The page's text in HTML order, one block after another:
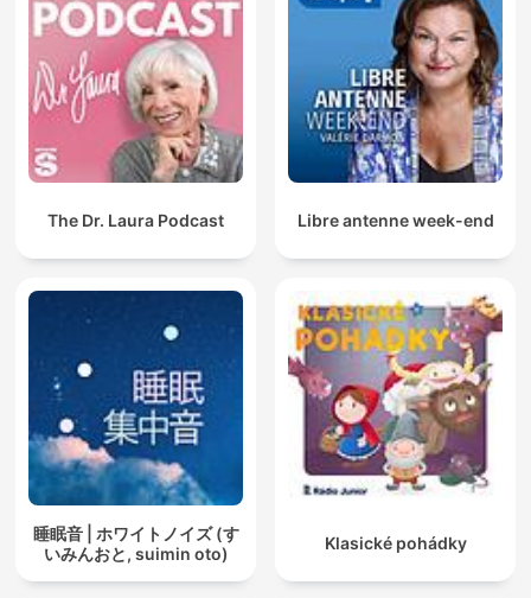
The Dr. Laura Podcast Libre antenne week-end
睡眠音 | ホワイトノイズ (す
いみんおと, suimin oto)
Klasické pohádky